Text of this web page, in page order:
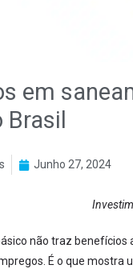
em
Junho 27, 2024
não traz
É o que mostra